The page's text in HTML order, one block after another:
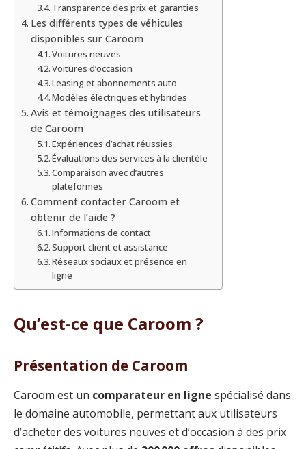
Transparence des prix et garanties
Les différents types de véhicules
disponibles sur Caroom
Voitures neuves
Voitures d’occasion
Leasing et abonnements auto
Modèles électriques et hybrides
Avis et témoignages des utilisateurs
de Caroom
Expériences d’achat réussies
Évaluations des services à la clientèle
Comparaison avec d’autres
plateformes
Comment contacter Caroom et
obtenir de l’aide ?
Informations de contact
Support client et assistance
Réseaux sociaux et présence en
ligne
Qu’est-ce que Caroom ?
Présentation de Caroom
Caroom est un comparateur en ligne spécialisé dans
le domaine automobile, permettant aux utilisateurs
d’acheter des voitures neuves et d’occasion à des prix